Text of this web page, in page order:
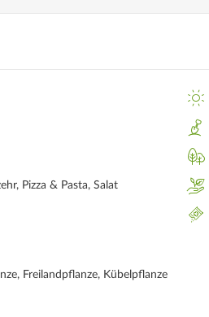
Pizza & Pasta, Salat
Freilandpflanze, Kübelpflanze